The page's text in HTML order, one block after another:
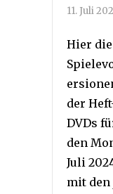
11. Juli
Hier die
der
DVDs
den
Juli
mit